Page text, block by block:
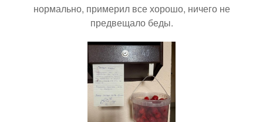
нормально, примерил все хорошо, ничего не
предвещало беды.